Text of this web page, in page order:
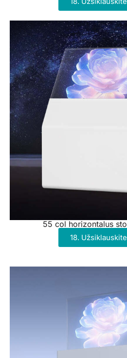
55 col horizontalus
18.